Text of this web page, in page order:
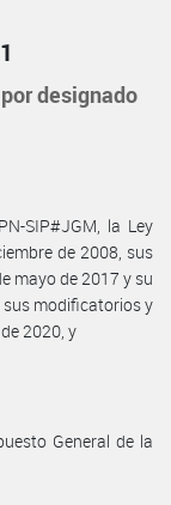
designado
SIP#JGM, la Ley
de 2008, sus
mayo de 2017 y su
sus modificatorios y
2020, y
General de la